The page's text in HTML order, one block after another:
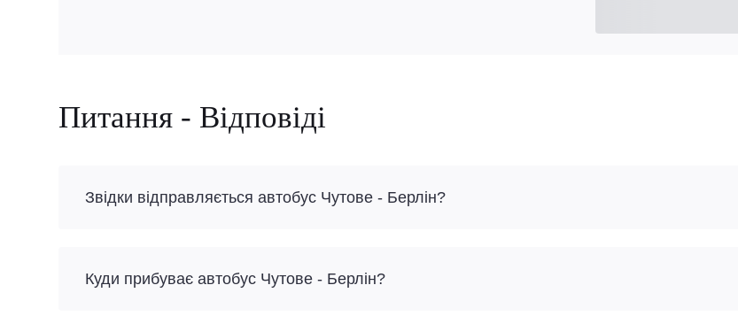
Питання - Відповіді
Звідки відправляється автобус Чутове - Берлін?
Куди прибуває автобус Чутове - Берлін?